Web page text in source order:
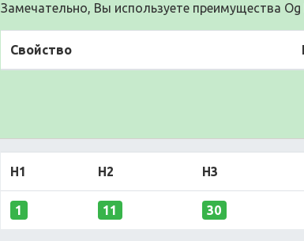
Замечательно, Вы используете преимущества Og
Свойство
H1 H2 H3
1 11 30